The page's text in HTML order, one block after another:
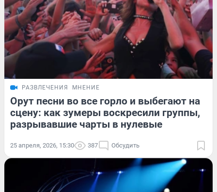
РАЗВЛЕЧЕНИЯ МНЕНИЕ
Орут песни во все горло и выбегают на
сцену: как зумеры воскресили группы,
разрывавшие чарты в нулевые
25 апреля, 2026, 15:30 387 Обсудить